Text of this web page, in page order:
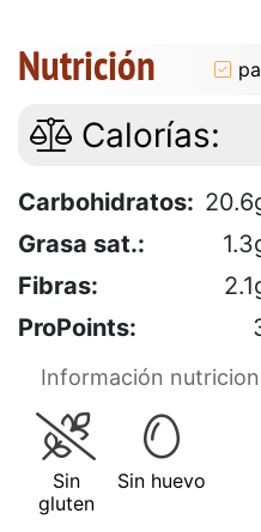
Nutrición
Calorías:
Carbohidratos:
Grasa sat.:
Fibras:
ProPoints:
Información
Sin
gluten
Sin huevo